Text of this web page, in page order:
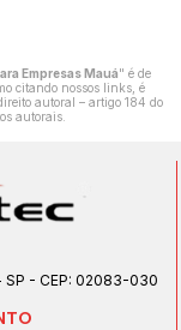
Empresas Mauá" é de
citando nossos links, é
autoral – artigo 184 do
autorais.
SP - CEP: 02083-030